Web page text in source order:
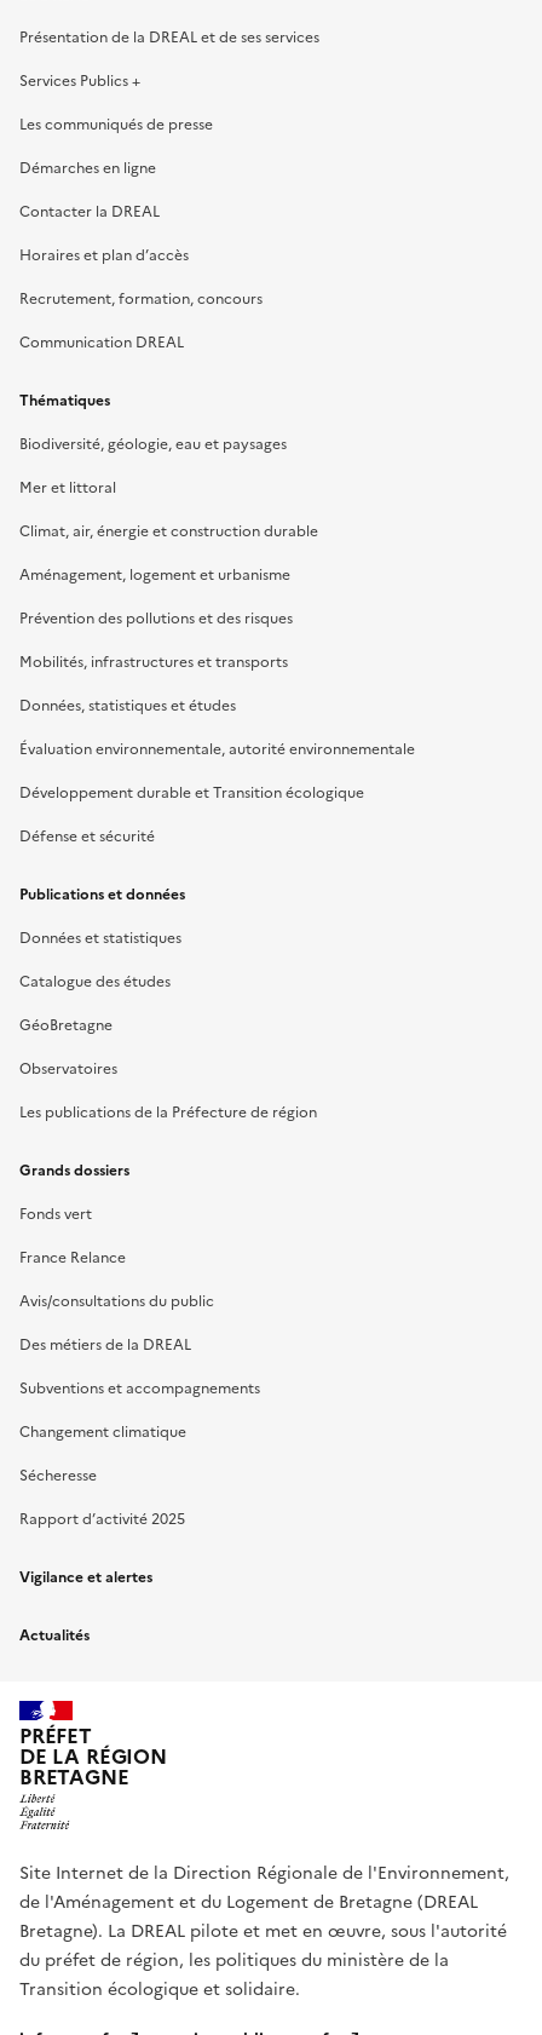
Présentation de la DREAL et de ses services
Services Publics +
Les communiqués de presse
Démarches en ligne
Contacter la DREAL
Horaires et plan d’accès
Recrutement, formation, concours
Communication DREAL
Thématiques
Biodiversité, géologie, eau et paysages
Mer et littoral
Climat, air, énergie et construction durable
Aménagement, logement et urbanisme
Prévention des pollutions et des risques
Mobilités, infrastructures et transports
Données, statistiques et études
Évaluation environnementale, autorité environnementale
Développement durable et Transition écologique
Défense et sécurité
Publications et données
Données et statistiques
Catalogue des études
GéoBretagne
Observatoires
Les publications de la Préfecture de région
Grands dossiers
Fonds vert
France Relance
Avis/consultations du public
Des métiers de la DREAL
Subventions et accompagnements
Changement climatique
Sécheresse
Rapport d’activité 2025
Vigilance et alertes
Actualités
PRÉFET
DE LA RÉGION
BRETAGNE
Site Internet de la Direction Régionale de l'Environnement,
de l'Aménagement et du Logement de Bretagne (DREAL
Bretagne). La DREAL pilote et met en œuvre, sous l'autorité
du préfet de région, les politiques du ministère de la
Transition écologique et solidaire.